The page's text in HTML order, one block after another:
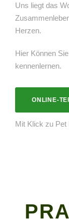
Uns liegt das
Herzen.
Hier Können
kennenlernen.
ONLINE-
Mit Klick zu Pet